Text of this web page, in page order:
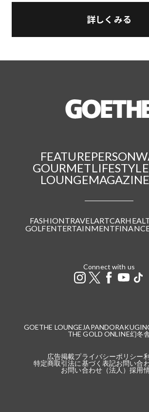
詳しくみる
FEATUREPERSON
GOURMETLIFESTYLE
LOUNGEMAGAZINE
FASHIONTRAVELARTCAR
GOLFENTERTAINMENT
Connect with us
GOETHE LOUNGE JAPANDORAKU
THE GOLD ONLINE幻冬
広告掲載プライバシーポリシー
特定商取引法に基づく表記お問い合
お問い合わせ（法人）採用